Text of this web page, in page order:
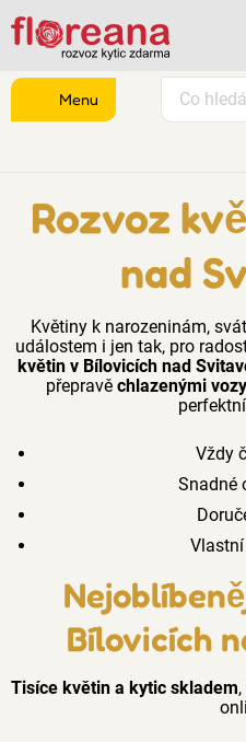
Menu
Rozvoz
nad
Květiny k narozeninám,
událostem i jen tak, pro
květin v Bílovicích nad
přepravě chlazenými vozy
Vždy
Snadné
Bílovicích
Tisíce květin a kytic skladem